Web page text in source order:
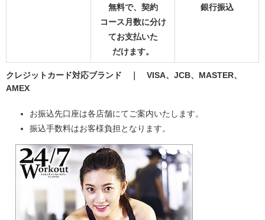
無料で、契約
コース月数に分け
てお支払いた
だけます。
銀行振込
クレジットカード対応ブランド ｜ VISA、JCB、MASTER、
AMEX
お振込先口座は各店舗にてご案内いたします。
振込手数料はお客様負担となります。